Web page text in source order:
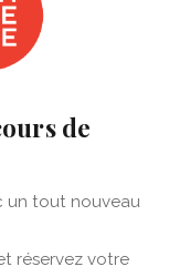
de
un tout nouveau
réservez votre